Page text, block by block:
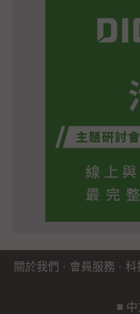
關於我們 · 會員服務 · 科
■